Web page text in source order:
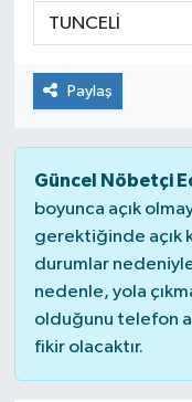
Paylaş
Güncel Nöbetçi
boyunca açık
gerektiğinde açık
durumlar
nedenle, yola
olduğunu telefon
fikir olacaktır.
Dursunbey
Edremit
EĞİTİM
EKONOMİ
Erdek
Gömeç